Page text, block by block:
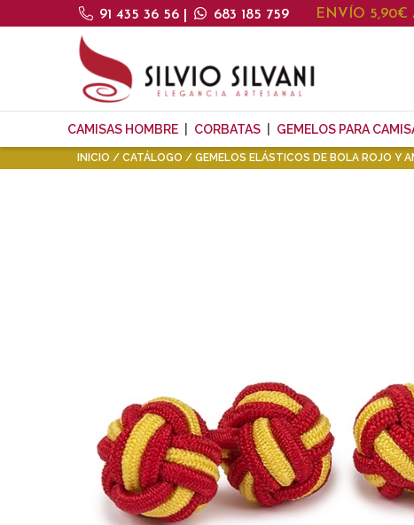
91 435 36 56 683 185 759 ENVÍO 5,90€
CAMISAS HOMBRE CORBATAS GEMELOS PARA
INICIO CATÁLOGO GEMELOS ELÁSTICOS DE BOLA ROJO Y